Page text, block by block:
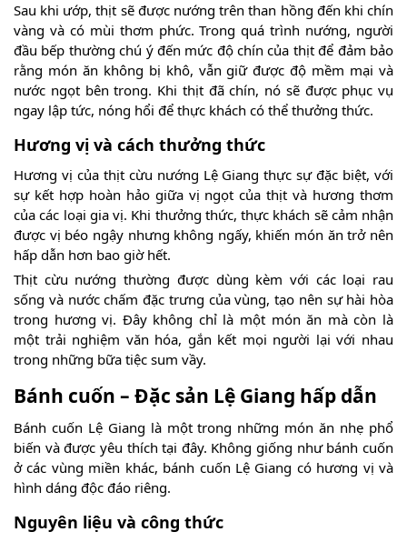
Sau khi ướp, thịt sẽ được nướng trên than hồng đến khi chín
vàng và có mùi thơm phức. Trong quá trình nướng, người
đầu bếp thường chú ý đến mức độ chín của thịt để đảm bảo
rằng món ăn không bị khô, vẫn giữ được độ mềm mại và
nước ngọt bên trong. Khi thịt đã chín, nó sẽ được phục vụ
ngay lập tức, nóng hổi để thực khách có thể thưởng thức.
Hương vị và cách thưởng thức
Hương vị của thịt cừu nướng Lệ Giang thực sự đặc biệt, với
sự kết hợp hoàn hảo giữa vị ngọt của thịt và hương thơm
của các loại gia vị. Khi thưởng thức, thực khách sẽ cảm nhận
được vị béo ngậy nhưng không ngấy, khiến món ăn trở nên
hấp dẫn hơn bao giờ hết.
Thịt cừu nướng thường được dùng kèm với các loại rau
sống và nước chấm đặc trưng của vùng, tạo nên sự hài hòa
trong hương vị. Đây không chỉ là một món ăn mà còn là
một trải nghiệm văn hóa, gắn kết mọi người lại với nhau
trong những bữa tiệc sum vầy.
Bánh cuốn – Đặc sản Lệ Giang hấp dẫn
Bánh cuốn Lệ Giang là một trong những món ăn nhẹ phổ
biến và được yêu thích tại đây. Không giống như bánh cuốn
ở các vùng miền khác, bánh cuốn Lệ Giang có hương vị và
hình dáng độc đáo riêng.
Nguyên liệu và công thức